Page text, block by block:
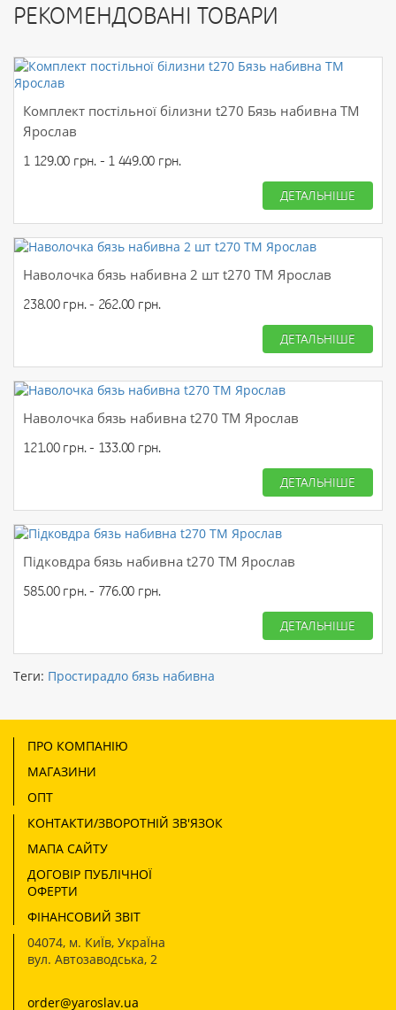
РЕКОМЕНДОВАНІ ТОВАРИ
Комплект постільної білизни t270 Бязь набивна ТМ
Ярослав
1 129.00 грн. - 1 449.00 грн.
ДЕТАЛЬНІШЕ
Наволочка бязь набивна 2 шт t270 ТМ Ярослав
238.00 грн. - 262.00 грн.
ДЕТАЛЬНІШЕ
Наволочка бязь набивна t270 ТМ Ярослав
121.00 грн. - 133.00 грн.
ДЕТАЛЬНІШЕ
Підковдра бязь набивна t270 ТМ Ярослав
585.00 грн. - 776.00 грн.
ДЕТАЛЬНІШЕ
Теги: Простирадло бязь набивна
ПРО КОМПАНІЮ
МАГАЗИНИ
ОПТ
КОНТАКТИ/ЗВОРОТНІЙ ЗВ'ЯЗОК
МАПА САЙТУ
ДОГОВІР ПУБЛІЧНОЇ
ОФЕРТИ
ФІНАНСОВИЙ ЗВІТ
04074, м. КиЇв, УкраЇна
вул. Автозаводська, 2
order@yaroslav.ua